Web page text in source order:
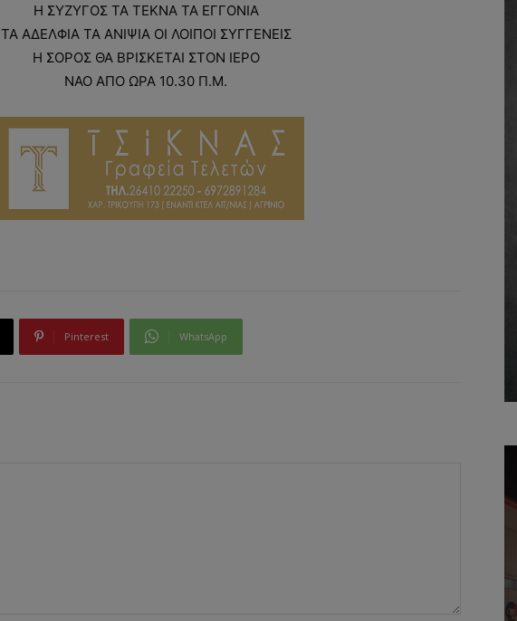
Η ΣΥΖΥΓΟΣ ΤΑ ΤΕΚΝΑ ΤΑ ΕΓΓΟΝΙΑ
ΤΑ ΑΔΕΛΦΙΑ ΤΑ ΑΝΙΨΙΑ ΟΙ ΛΟΙΠΟΙ ΣΥΓΓΕΝΕΙΣ
Η ΣΟΡΟΣ ΘΑ ΒΡΙΣΚΕΤΑΙ ΣΤΟΝ ΙΕΡΟ
ΝΑΟ ΑΠΟ ΩΡΑ 10.30 Π.Μ.
Pinterest WhatsApp